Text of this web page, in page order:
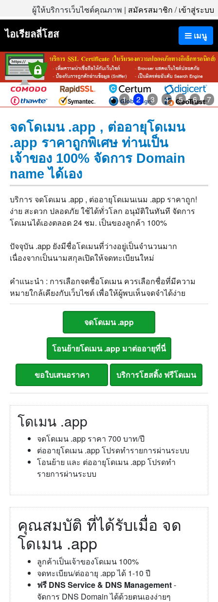
ผู้ให้บริการเว็บไซต์คุณภาพ | สมัครสมาชิก /เข้าสู่ระบบ
เมนู
ไอเรียลลี่โฮส
1 2 3 4 5 6 7
จดโดเมน .app , ต่ออายุโดเมน
.app ราคาถูกพิเศษ ท่านเป็น
เจ้าของ 100% จัดการ Domain
name ได้เอง
บริการ จดโดเมน .app , ต่ออายุโดเมนเนม .app ราคาถูก!
ง่าย สะดวก ปลอดภัย ใช้ได้ทั่วโลก อนุมัติในทันที จัดการ
โดเมนได้เองตลอด 24 ชม. เป็นของลูกค้า 100%
ปัจจุบัน .app ยังมีชื่อโดเมนที่ว่างอยู่เป็นจำนวนมาก
เนื่องจากเป็นนามสกุลเปิดให้จดทะเบียนใหม่
คำแนะนำ : การเลือกจดชื่อโดเมน ควรเลือกชื่อที่มีความ
หมายใกล้เคียงกับเว็บไซต์ เพื่อให้ผู้พบเห็นจดจำได้ง่าย
โดเมน .app
จดโดเมน .app ราคา 700 บาท/ปี
ต่ออายุโดเมน .app โปรดทำรายการผ่านระบบ
โอนย้าย และ ต่ออายุโดเมน .app โปรดทำ
รายการผ่านระบบ
คุณสมบัติ ที่ได้รับเมื่อ จด
โดเมน .app
ลูกค้าเป็นเจ้าของโดเมน 100%
จดทะเบียน/ต่ออายุ .app ได้ 1-10 ปี
ฟรี DNS Service & DNS Management-
จัดการ DNS Domain ได้ด้วยตนเองง่ายๆ